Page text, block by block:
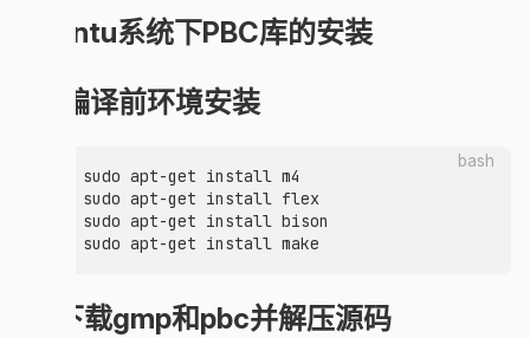
Ubuntu系统下PBC库的安装
0.编译前环境安装
bash
sudo apt-get install m4
sudo apt-get install flex
sudo apt-get install bison
1.下载gmp和pbc并解压源码